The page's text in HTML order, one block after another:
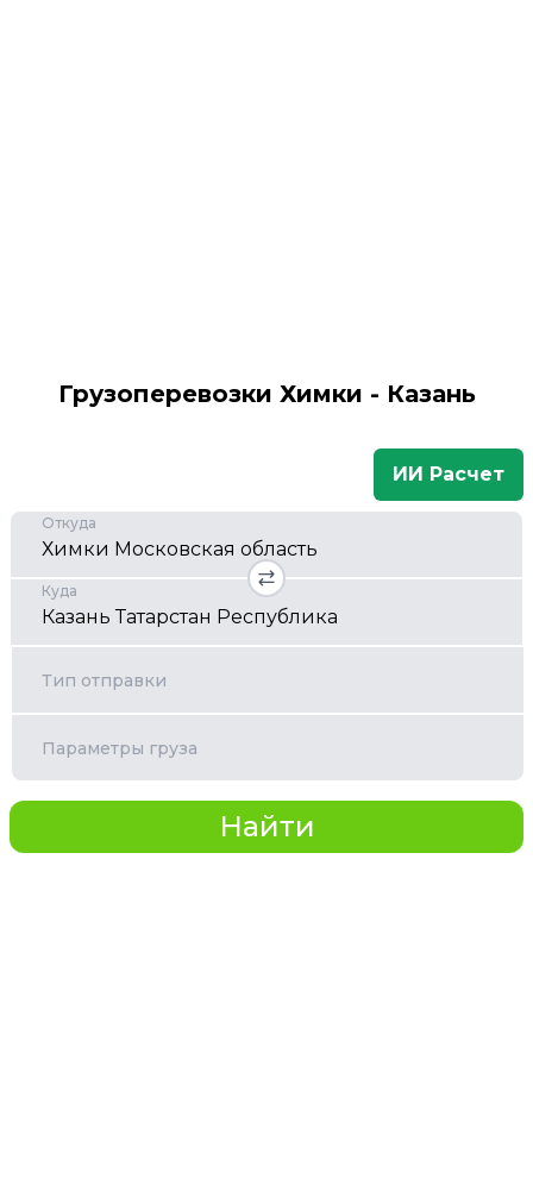
Грузоперевозки Химки - Казань
ИИ Расчет
Откуда
Куда
Тип отправки
Параметры груза
Найти